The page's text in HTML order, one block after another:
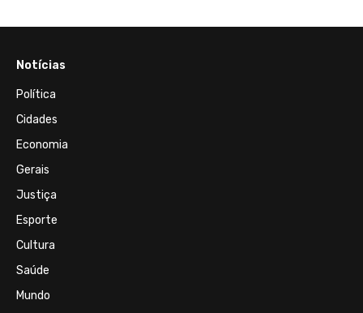
Notícias
Política
Cidades
Economia
Gerais
Justiça
Esporte
Cultura
Saúde
Mundo